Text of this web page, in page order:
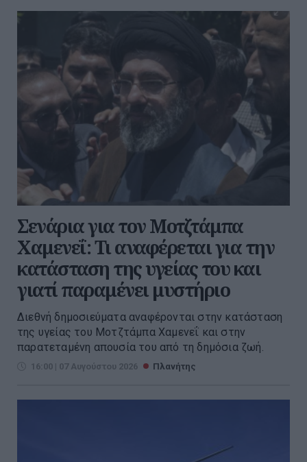
Σενάρια για τον Μοτζτάμπα
Χαμενεΐ: Τι αναφέρεται για την
κατάσταση της υγείας του και
γιατί παραμένει μυστήριο
Διεθνή δημοσιεύματα αναφέρονται στην κατάσταση
της υγείας του Μοτζτάμπα Χαμενεΐ και στην
παρατεταμένη απουσία του από τη δημόσια ζωή.
16:00 | 07 Αυγούστου 2026 Πλανήτης